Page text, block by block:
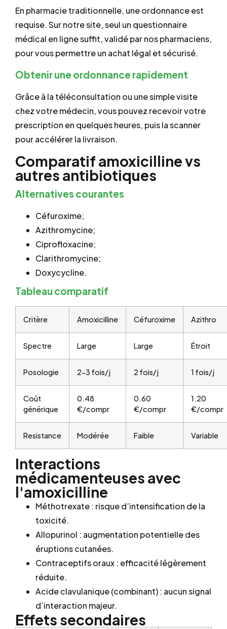
En pharmacie traditionnelle, une ordonnance est
requise. Sur notre site, seul un questionnaire
médical en ligne suffit, validé par nos pharmaciens,
pour vous permettre un achat légal et sécurisé.
Obtenir une ordonnance rapidement
Grâce à la téléconsultation ou une simple visite
chez votre médecin, vous pouvez recevoir votre
prescription en quelques heures, puis la scanner
pour accélérer la livraison.
Comparatif amoxicilline vs
autres antibiotiques
Alternatives courantes
Céfuroxime;
Azithromycine;
Ciprofloxacine;
Clarithromycine;
Doxycycline.
Tableau comparatif
Critère Amoxicilline Céfuroxime Azithro
Spectre Large Large Étroit
Posologie 2-3 fois/j 2 fois/j 1 fois/j
Coût
générique
0.48
€/compr
0.60
€/compr
1.20
€/compr
Resistance Modérée Faible Variable
Interactions
médicamenteuses avec
l'amoxicilline
Méthotrexate : risque d’intensification de la
toxicité.
Allopurinol : augmentation potentielle des
éruptions cutanées.
Contraceptifs oraux : efficacité légèrement
réduite.
Acide clavulanique (combinant) : aucun signal
d’interaction majeur.
Effets secondaires